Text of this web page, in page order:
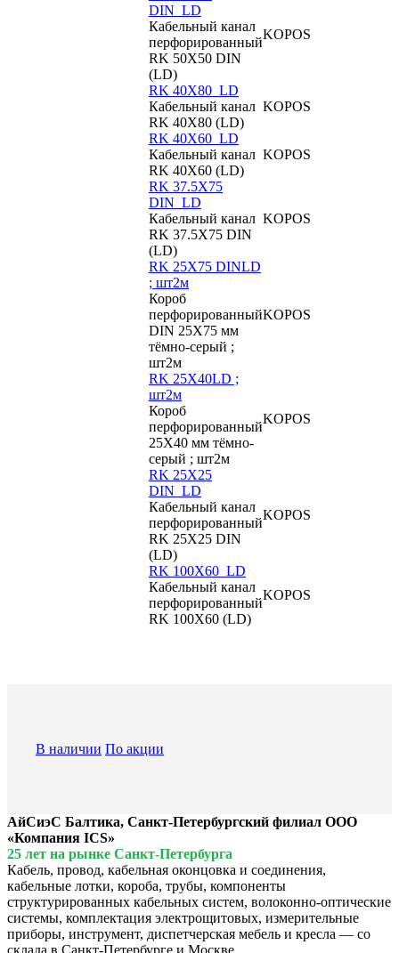
DIN_LD
Кабельный канал
перфорированный
RK 50X50 DIN
(LD)
KOPOS
RK 40X80_LD
Кабельный канал
RK 40X80 (LD)
KOPOS
RK 40X60_LD
Кабельный канал
RK 40X60 (LD)
KOPOS
RK 37.5X75
DIN_LD
Кабельный канал
RK 37.5X75 DIN
(LD)
KOPOS
RK 25X75 DINLD
; шт2м
Короб
перфорированный
DIN 25X75 мм
тёмно-серый ;
шт2м
KOPOS
RK 25X40LD ;
шт2м
Короб
перфорированный
25X40 мм тёмно-
серый ; шт2м
KOPOS
RK 25X25
DIN_LD
Кабельный канал
перфорированный
RK 25X25 DIN
(LD)
KOPOS
RK 100X60_LD
Кабельный канал
перфорированный
RK 100X60 (LD)
KOPOS
В наличии По акции
АйСиэС Балтика, Санкт-Петербургский филиал ООО
«Компания ICS»
25 лет на рынке Санкт-Петербурга
Кабель, провод, кабельная оконцовка и соединения,
кабельные лотки, короба, трубы, компоненты
структурированных кабельных систем, волоконно-оптические
системы, комплектация электрощитовых, измерительные
приборы, инструмент, диспетчерская мебель и кресла — со
склада в Санкт-Петербурге и Москве